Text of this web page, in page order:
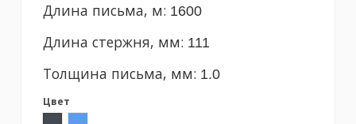
Длина письма, м: 1600
Длина стержня, мм: 111
Толщина письма, мм: 1.0
Цвет